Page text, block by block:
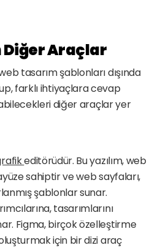
Diğer Araçlar
tasarım şablonları dışında
farklı ihtiyaçlara cevap
diğer araçlar yer
editörüdür. Bu yazılım, web
sahiptir ve web sayfaları,
şablonlar sunar.
tasarımlarını
Figma, birçok özelleştirme
için bir dizi araç